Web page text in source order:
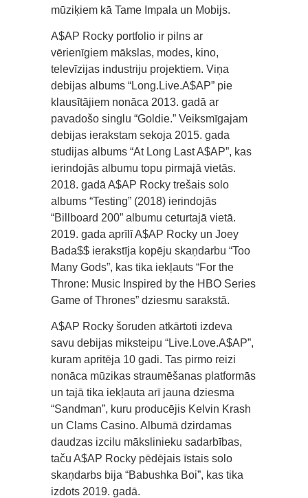
mūziķiem kā Tame Impala un Mobijs.
A$AP Rocky portfolio ir pilns ar
vērienīgiem mākslas, modes, kino,
televīzijas industriju projektiem. Viņa
debijas albums “Long.Live.A$AP” pie
klausītājiem nonāca 2013. gadā ar
pavadošo singlu “Goldie.” Veiksmīgajam
debijas ierakstam sekoja 2015. gada
studijas albums “At Long Last A$AP”, kas
ierindojās albumu topu pirmajā vietās.
2018. gadā A$AP Rocky trešais solo
albums “Testing” (2018) ierindojās
“Billboard 200” albumu ceturtajā vietā.
2019. gada aprīlī A$AP Rocky un Joey
Bada$$ ierakstīja kopēju skaņdarbu “Too
Many Gods”, kas tika iekļauts “For the
Throne: Music Inspired by the HBO Series
Game of Thrones” dziesmu sarakstā.
A$AP Rocky šoruden atkārtoti izdeva
savu debijas miksteipu “Live.Love.A$AP”,
kuram apritēja 10 gadi. Tas pirmo reizi
nonāca mūzikas straumēšanas platformās
un tajā tika iekļauta arī jauna dziesma
“Sandman”, kuru producējis Kelvin Krash
un Clams Casino. Albumā dzirdamas
daudzas izcilu mākslinieku sadarbības,
taču A$AP Rocky pēdējais īstais solo
skaņdarbs bija “Babushka Boi”, kas tika
izdots 2019. gadā.